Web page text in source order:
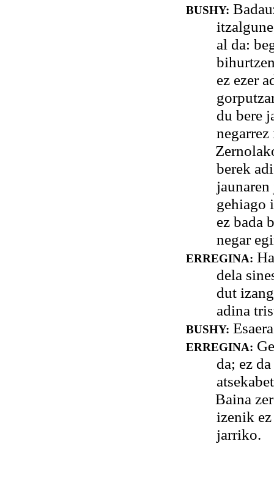
BUSHY:
al da:
ez ezer
du bere
Zernolakoa
berek
gehiago
ez bada
negar
ERREGINA:
dela
dut
adina
BUSHY:
ERREGINA:
da; ez
Baina zer
izenik
jarriko.